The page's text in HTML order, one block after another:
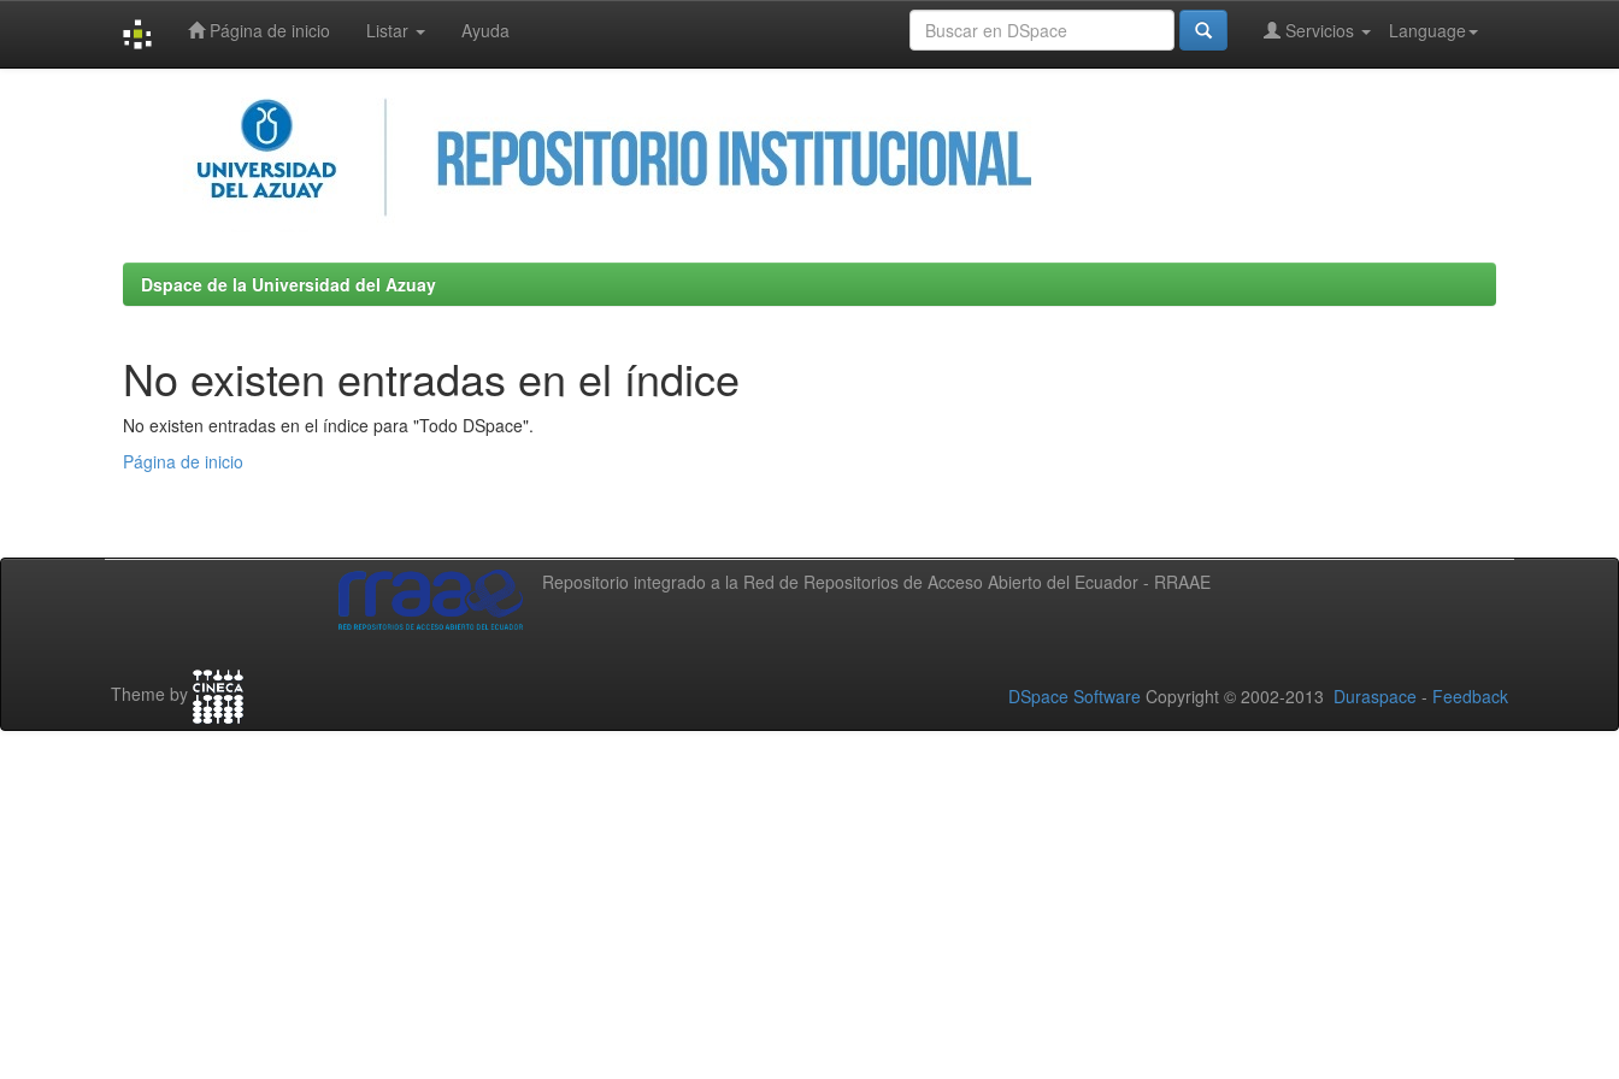
Página de inicio Listar Ayuda Language
Servicios
Dspace de la Universidad del Azuay
No existen entradas en el índice
No existen entradas en el índice para "Todo DSpace".
Página de inicio
Repositorio integrado a la Red de Repositorios de Acceso Abierto del Ecuador - RRAAE
Theme by DSpace Software Copyright © 2002-2013 Duraspace - Feedback